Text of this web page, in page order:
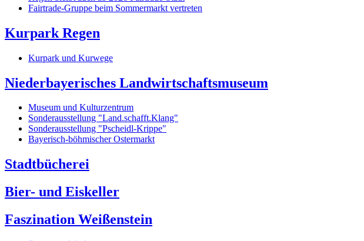
Fairtrade-Gruppe beim Sommermarkt vertreten
Kurpark Regen
Kurpark und Kurwege
Niederbayerisches Landwirtschaftsmuseum
Museum und Kulturzentrum
Sonderausstellung "Land.schafft.Klang"
Sonderausstellung "Pscheidl-Krippe"
Bayerisch-böhmischer Ostermarkt
Stadtbücherei
Bier- und Eiskeller
Faszination Weißenstein